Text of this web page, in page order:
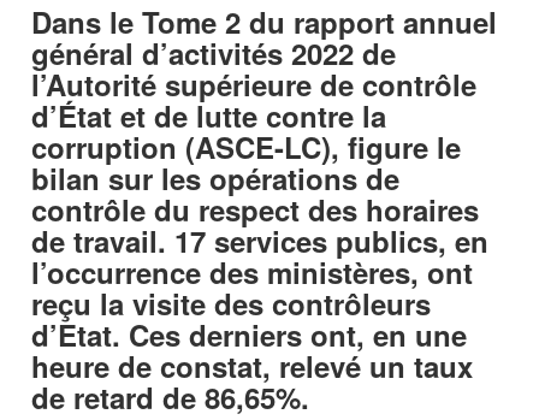
Dans le Tome 2 du rapport annuel
général d’activités 2022 de
l’Autorité supérieure de contrôle
d’État et de lutte contre la
corruption (ASCE-LC), figure le
bilan sur les opérations de
contrôle du respect des horaires
de travail. 17 services publics, en
l’occurrence des ministères, ont
reçu la visite des contrôleurs
d’Etat. Ces derniers ont, en une
heure de constat, relevé un taux
de retard de 86,65%.